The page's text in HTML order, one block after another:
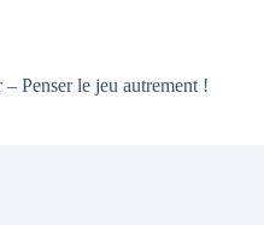
Penser le jeu autrement !